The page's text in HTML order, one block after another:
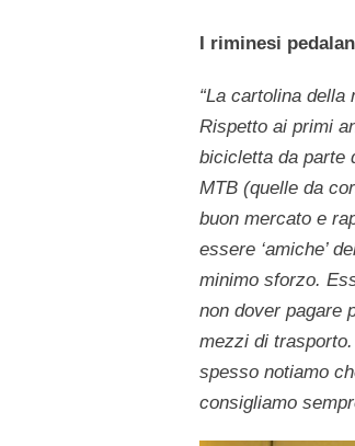
I riminesi
“La cartolina
Rispetto ai primi
bicicletta da parte
MTB (quelle da
buon mercato e
essere ‘amiche’
minimo sforzo.
non dover pagare
mezzi di
spesso notiamo
consigliamo